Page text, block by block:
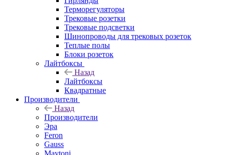
Терморегуляторы
Трековые розетки
Трековые подсветки
Шинопроводы для трековых розеток
Теплые полы
Блоки розеток
Лайтбоксы
Назад
Лайтбоксы
Квадратные
Производители
Назад
Производители
Эра
Feron
Gauss
Maytoni